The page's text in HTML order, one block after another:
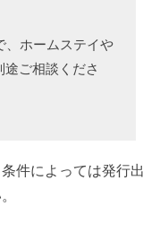
、ホームステイや
ご相談くださ
件によっては発行出